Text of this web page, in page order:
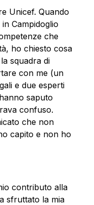
Unicef. Quando
Campidoglio
che
ho chiesto cosa
squadra di
con me (un
e due esperti
saputo
confuso.
che non
capito e non ho
contributo alla
sfruttato la mia